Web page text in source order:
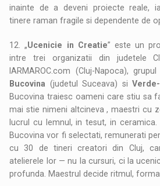
inainte de a deveni proiecte reale,
tinere raman fragile si dependente de
12. „Ucenicie in Creatie” este un
intre trei organizatii din judetele
IARMAROC.com (Cluj-Napoca),
Bucovina (judetul Suceava) si
Bucovina traiesc oameni care stiu sa
mai stie nimeni altcineva , maestri cu
lucrul cu lemnul, in tesut, in
Bucovina vor fi selectati, remunerati
cu 30 de tineri creatori din Cluj,
atelierele lor — nu la cursuri, ci la
profunda. Maestrul decide ritmul,